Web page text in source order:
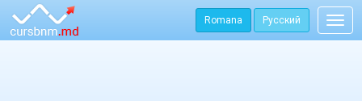
Romana Русский